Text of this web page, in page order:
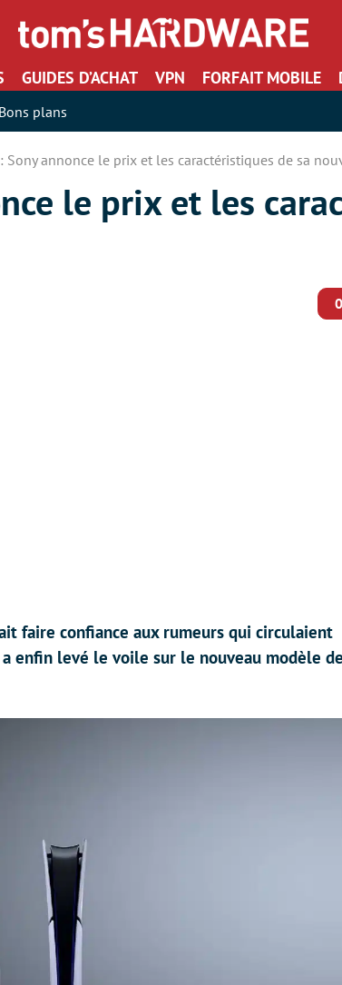
GUIDES D’ACHAT VPN FORFAIT MOBILE
Bons plans
Sony annonce le prix et les caractéristiques de sa
le prix et les
0
faire confiance aux rumeurs qui circulaient
enfin levé le voile sur le nouveau modèle de